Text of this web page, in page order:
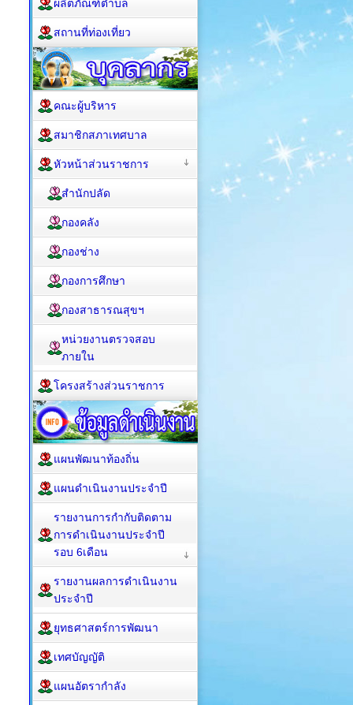
ผลิตภัณฑ์ตำบล
สถานที่ท่องเที่ยว
คณะผู้บริหาร
สมาชิกสภาเทศบาล
หัวหน้าส่วนราชการ
สำนักปลัด
กองคลัง
กองช่าง
กองการศึกษา
กองสาธารณสุขฯ
หน่วยงานตรวจสอบ
ภายใน
โครงสร้างส่วนราชการ
แผนพัฒนาท้องถิ่น
แผนดำเนินงานประจำปี
รายงานการกำกับติดตาม
การดำเนินงานประจำปี
รอบ 6เดือน
รายงานผลการดำเนินงาน
ประจำปี
ยุทธศาสตร์การพัฒนา
เทศบัญญัติ
แผนอัตรากำลัง